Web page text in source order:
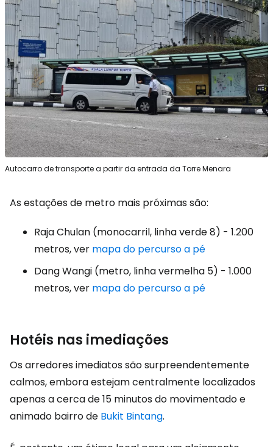
Autocarro de transporte a partir da entrada da Torre Menara
As estações de metro mais próximas são:
Raja Chulan (monocarril, linha verde 8) - 1.200
metros, ver mapa do percurso a pé
Dang Wangi (metro, linha vermelha 5) - 1.000
metros, ver mapa do percurso a pé
Hotéis nas imediações
Os arredores imediatos são surpreendentemente
calmos, embora estejam centralmente localizados
apenas a cerca de 15 minutos do movimentado e
animado bairro de Bukit Bintang.